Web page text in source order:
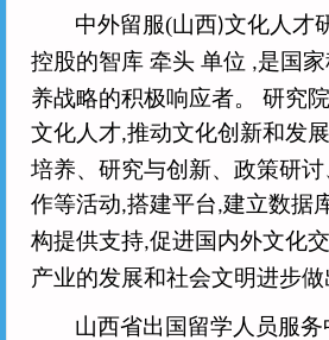
中外留服(山西)文化人才
控股的智库 牵头 单位 ,是国
养战略的积极响应者。 研究
文化人才,推动文化创新和发
培养、研究与创新、政策研
作等活动,搭建平台,建立数据
构提供支持,促进国内外文化
产业的发展和社会文明进步做
山西省出国留学人员服务